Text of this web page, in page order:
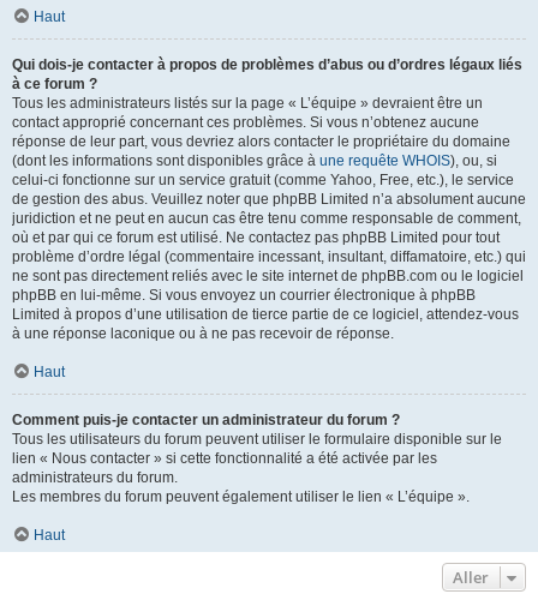
Haut
Qui dois-je contacter à propos de problèmes d’abus ou d’ordres légaux liés
à ce forum ?
Tous les administrateurs listés sur la page « L’équipe » devraient être un
contact approprié concernant ces problèmes. Si vous n’obtenez aucune
réponse de leur part, vous devriez alors contacter le propriétaire du domaine
(dont les informations sont disponibles grâce à une requête WHOIS), ou, si
celui-ci fonctionne sur un service gratuit (comme Yahoo, Free, etc.), le service
de gestion des abus. Veuillez noter que phpBB Limited n’a absolument aucune
juridiction et ne peut en aucun cas être tenu comme responsable de comment,
où et par qui ce forum est utilisé. Ne contactez pas phpBB Limited pour tout
problème d’ordre légal (commentaire incessant, insultant, diffamatoire, etc.) qui
ne sont pas directement reliés avec le site internet de phpBB.com ou le logiciel
phpBB en lui-même. Si vous envoyez un courrier électronique à phpBB
Limited à propos d’une utilisation de tierce partie de ce logiciel, attendez-vous
à une réponse laconique ou à ne pas recevoir de réponse.
Haut
Comment puis-je contacter un administrateur du forum ?
Tous les utilisateurs du forum peuvent utiliser le formulaire disponible sur le
lien « Nous contacter » si cette fonctionnalité a été activée par les
administrateurs du forum.
Les membres du forum peuvent également utiliser le lien « L’équipe ».
Haut
Aller